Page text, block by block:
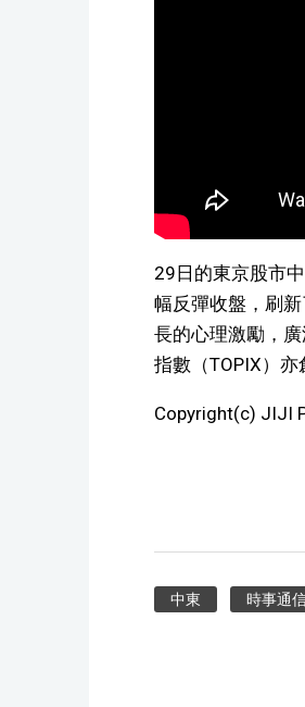
29日的東京股市
幅反彈收盤，刷
長的心理激勵，
指數（TOPIX）亦
Copyright(c) JIJI
中東 時事通